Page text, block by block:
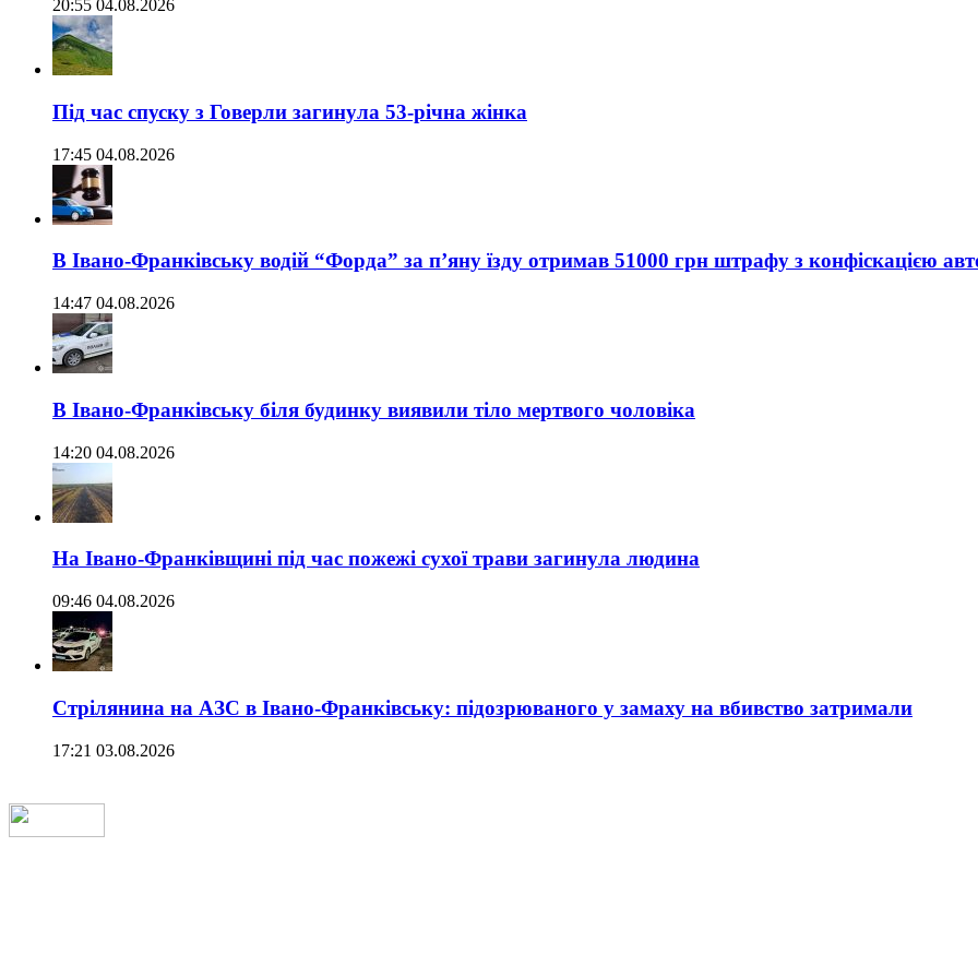
20:55 04.08.2026
Під час спуску з Говерли загинула 53-річна жінка
17:45 04.08.2026
В Івано-Франківську водій “Форда” за п’яну їзду отримав 51000 грн штрафу з конфіскацією
14:47 04.08.2026
В Івано-Франківську біля будинку виявили тіло мертвого чоловіка
14:20 04.08.2026
На Івано-Франківщині під час пожежі сухої трави загинула людина
09:46 04.08.2026
Стрілянина на АЗС в Івано-Франківську: підозрюваного у замаху на вбивство затримали
17:21 03.08.2026